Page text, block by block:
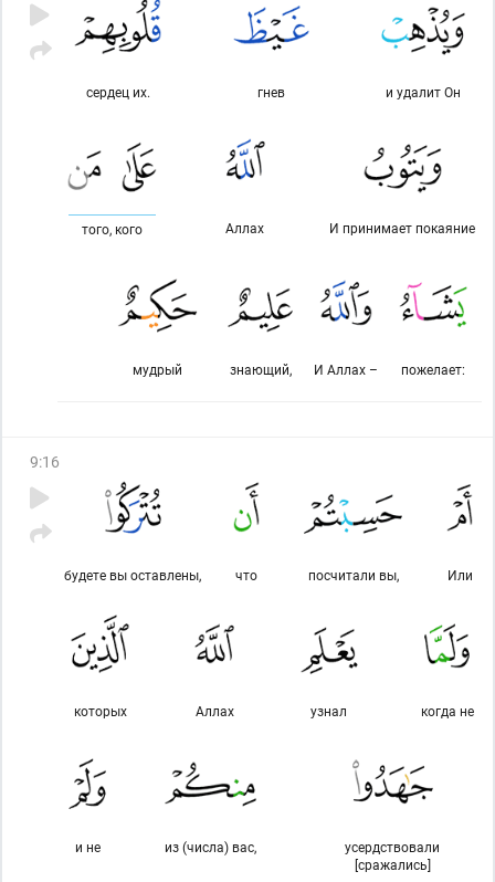
и удалит Он
гнев
сердец их.
И принимает покаяние
Аллах
того, кого
пожелает:
И Аллах –
знающий,
мудрый
9:16
Или
посчитали вы,
что
будете вы оставлены,
когда не
узнал
Аллах
которых
усердствовали
[сражались]
из (числа) вас,
и не